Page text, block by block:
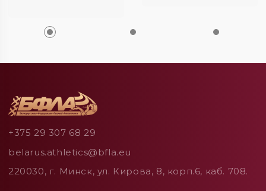
+375 29 307 68 29
belarus.athletics@bfla.eu
220030, г. Минск, ул. Кирова, 8, корп.6, каб. 708.